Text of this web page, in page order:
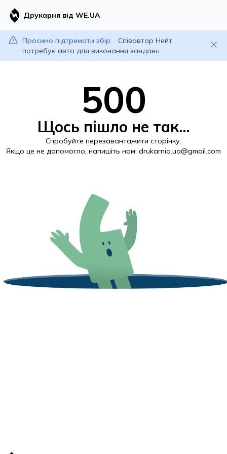
Друкарня від WE.UA
Просимо підтримати збір:
Співавтор Нейт
потребує авто для виконання завдань
500
Щось пішло не так...
Спробуйте перезавантажити сторінку.
Якщо це не допомогло, напишіть нам: drukarnia.ua@gmail.com